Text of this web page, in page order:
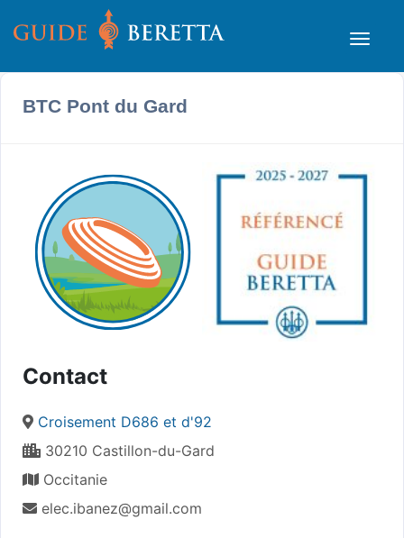
BTC Pont du Gard
Contact
Croisement D686 et d'92
30210 Castillon-du-Gard
Occitanie
elec.ibanez@gmail.com